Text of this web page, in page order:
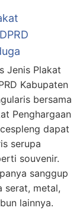
Jenis Plakat
Kabupaten
bersama
Penghargaan
dapat
serupa
souvenir.
sanggup
serat, metal,
lainnya.